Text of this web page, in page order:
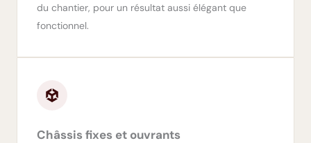
du chantier, pour un résultat aussi élégant que
fonctionnel.
Châssis fixes et ouvrants